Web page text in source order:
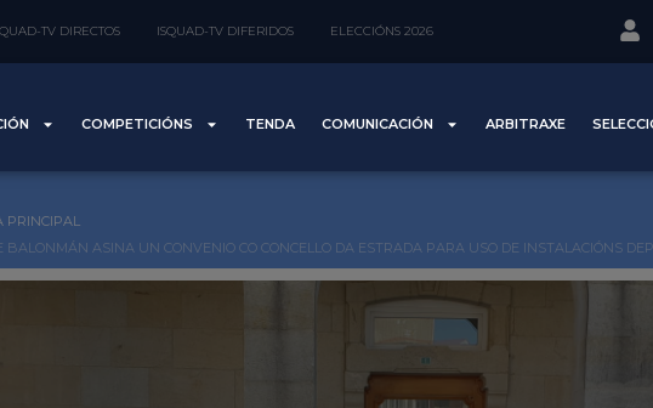
TV DIRECTOS ISQUAD-TV DIFERIDOS ELECCIÓNS 2026
COMPETICIÓNS TENDA COMUNICACIÓN ARBITRAXE
PRINCIPAL
BALONMÁN ASINA UN CONVENIO CO CONCELLO DA ESTRADA PARA USO DE INSTALACIÓNS